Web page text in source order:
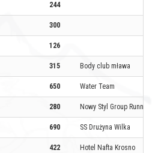
244
300
126
315 Body club mława
650 Water Team
280 Nowy Styl Group Running
690 SS Drużyna Wilka
422 Hotel Nafta Krosno